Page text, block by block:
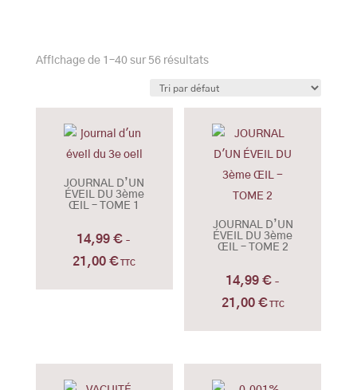
Affichage de 1–40 sur 56 résultats
JOURNAL D’UN
ÉVEIL DU 3ème
ŒIL – TOME 1
14,99€ –
21,00€Plage
21,00 €
TTC
JOURNAL D’UN
ÉVEIL DU 3ème
ŒIL – TOME 2
14,99 € –
21,00 €Plage
14,99 €
à
TTC